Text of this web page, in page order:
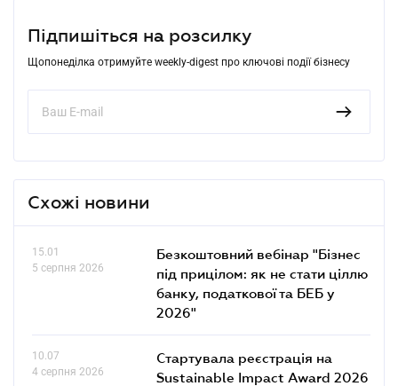
Підпишіться на розсилку
Щопонеділка отримуйте weekly-digest про ключові події бізнесу
Схожі новини
15.01
5 серпня 2026
Безкоштовний вебінар "Бізнес
під прицілом: як не стати ціллю
банку, податкової та БЕБ у
2026"
10.07
4 серпня 2026
Стартувала реєстрація на
Sustainable Impact Award 2026